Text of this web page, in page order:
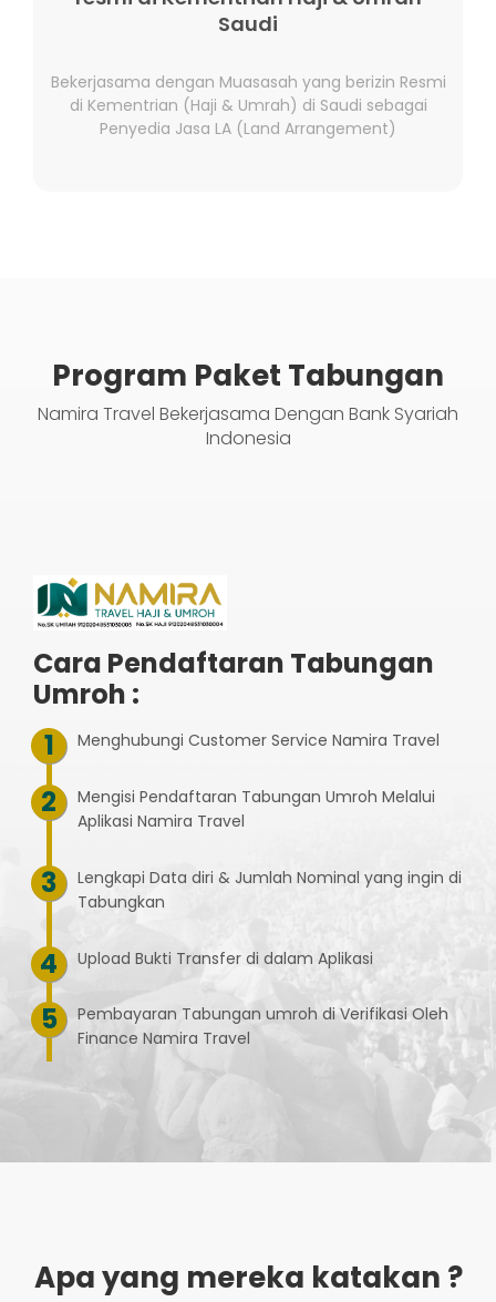
Saudi
Bekerjasama dengan Muasasah yang berizin Resmi
di Kementrian (Haji & Umrah) di Saudi sebagai
Penyedia Jasa LA (Land Arrangement)
Program Paket Tabungan
Namira Travel Bekerjasama Dengan Bank Syariah
Indonesia
Cara Pendaftaran Tabungan
Umroh :
Menghubungi Customer Service Namira Travel
Mengisi Pendaftaran Tabungan Umroh Melalui
Aplikasi Namira Travel
Lengkapi Data diri & Jumlah Nominal yang ingin di
Tabungkan
Upload Bukti Transfer di dalam Aplikasi
Pembayaran Tabungan umroh di Verifikasi Oleh
Finance Namira Travel
Apa yang mereka katakan ?